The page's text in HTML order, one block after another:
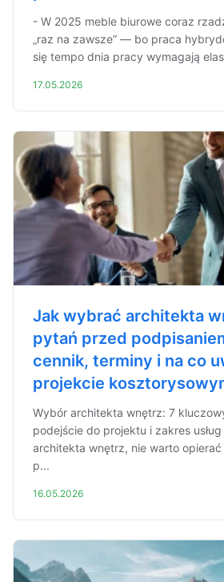
- W 2025 meble biurowe coraz
„raz na zawsze” — bo praca
się tempo dnia pracy wymagają
17.05.2026
Jak wybrać architekta
pytań przed
cennik, terminy i na co
projekcie
Wybór architekta wnętrz: 7
podejście do projektu i zakres
architekta wnętrz, nie warto opierać
p...
16.05.2026